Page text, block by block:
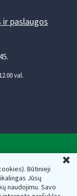
Būtinieji
Jūsų
naudojimu. Savo
paslaugos
val.
el.paštas: